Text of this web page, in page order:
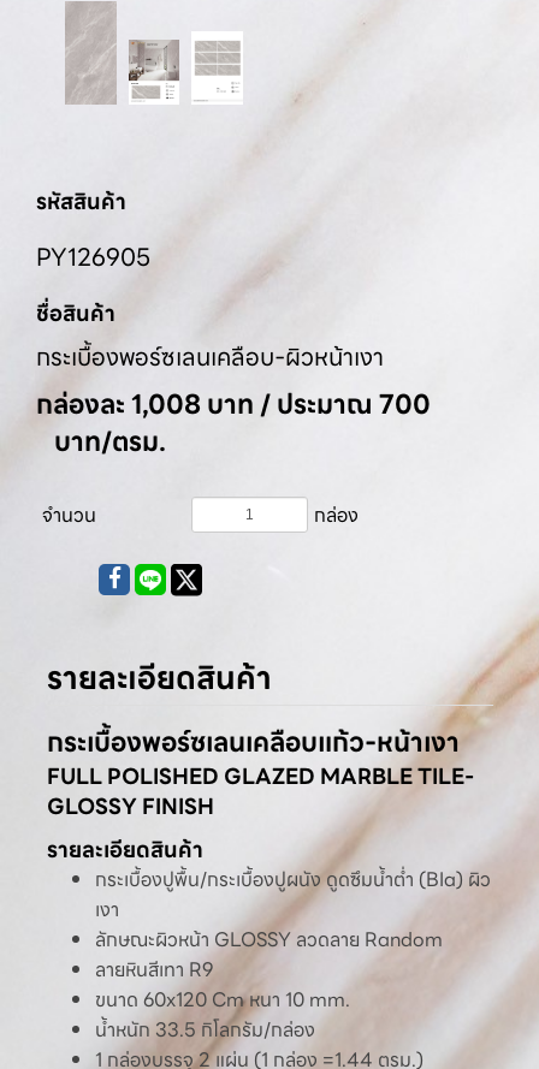
รหัสสินค้า
PY126905
ชื่อสินค้า
กระเบื้องพอร์ซเลนเคลือบ-ผิวหน้าเงา
กล่องละ 1,008 บาท / ประมาณ 700
บาท/ตรม.
จำนวน กล่อง
รายละเอียดสินค้า
กระเบื้องพอร์ซเลนเคลือบแก้ว-หน้าเงา
FULL POLISHED GLAZED MARBLE TILE-
GLOSSY FINISH
รายละเอียดสินค้า
กระเบื้องปูพื้น/กระเบื้องปูผนัง ดูดซึมน้ำต่ำ (BIa) ผิว
เงา
ลักษณะผิวหน้า GLOSSY ลวดลาย Random
ลายหินสีเทา R9
ขนาด 60x120 Cm หนา 10 mm.
น้ำหนัก 33.5 กิโลกรัม/กล่อง
1 กล่องบรรจุ 2 แผ่น (1 กล่อง =1.44 ตรม.)